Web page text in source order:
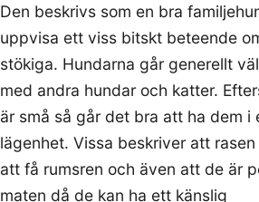
Den beskrivs som en bra
uppvisa ett viss bitskt beteende
stökiga. Hundarna går generellt
med andra hundar och katter.
är små så går det bra att ha dem i
lägenhet. Vissa beskriver att
att få rumsren och även att de är
maten då de kan ha ett känslig